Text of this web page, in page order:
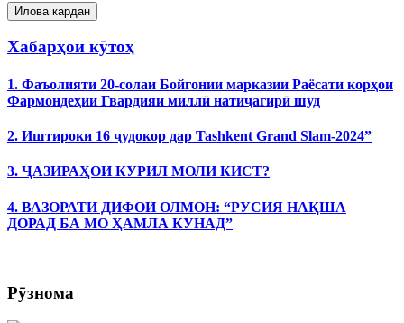
Хабарҳои кӯтоҳ
1. Фаъолияти 20-солаи Бойгонии марказии Раёсати корҳои
Фармондеҳии Гвардияи миллӣ натиҷагирӣ шуд
2. Иштироки 16 ҷудокор дар Tashkent Grand Slam-2024”
3. ҶАЗИРАҲОИ КУРИЛ МОЛИ КИСТ?
4. ВАЗОРАТИ ДИФОИ ОЛМОН: “РУСИЯ НАҚША
ДОРАД БА МО ҲАМЛА КУНАД”
Рӯзнома